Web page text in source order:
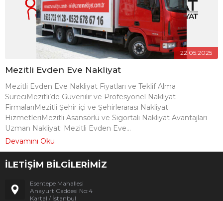
22.05.2025
Mezitli Evden Eve Nakliyat
Mezitli Evden Eve Nakliyat Fiyatları ve Teklif Alma
SüreciMezitli’de Güvenilir ve Profesyonel Nakliyat
FirmalarıMezitli Şehir içi ve Şehirlerarası Nakliyat
HizmetleriMezitli Asansörlü ve Sigortalı Nakliyat Avantajları
Uzman Nakliyat: Mezitli Evden Eve...
Devamını Oku
İLETİŞİM BİLGİLERİMİZ
Esentepe Mahallesi
Anayurt Caddesi No:4
Kartal / İstanbul